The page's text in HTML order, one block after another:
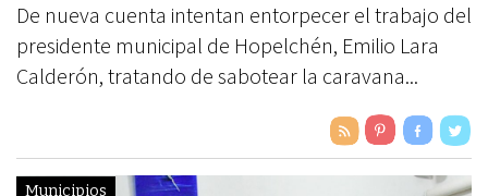
De nueva cuenta intentan entorpecer el trabajo del
presidente municipal de Hopelchén, Emilio Lara
Calderón, tratando de sabotear la caravana...
Municipios